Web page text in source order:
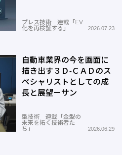
プレス技術 連載「EV
化を再検証する」
2026.07.23
自動車業界の今を画面に
描き出す３Ｄ-ＣＡＤのス
ペシャリストとしての成
長と展望ーサン
型技術 連載「金型の
未来を拓く技術者た
ち」
2026.06.29